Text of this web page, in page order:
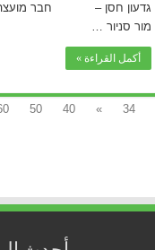
גדעון חסן – חבר
מור סניור …
أكمل القراءة »
34
»
40
50